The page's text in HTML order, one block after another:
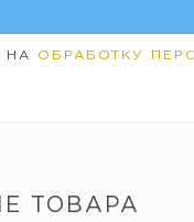
НА ОБРАБОТКУ
ТОВАРА